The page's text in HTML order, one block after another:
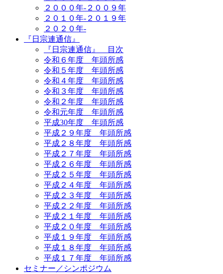
２０００年-２００９年
２０１０年-２０１９年
２０２０年-
『日宗連通信』
『日宗連通信』 目次
令和６年度 年頭所感
令和５年度 年頭所感
令和４年度 年頭所感
令和３年度 年頭所感
令和２年度 年頭所感
令和元年度 年頭所感
平成30年度 年頭所感
平成２９年度 年頭所感
平成２８年度 年頭所感
平成２７年度 年頭所感
平成２６年度 年頭所感
平成２５年度 年頭所感
平成２４年度 年頭所感
平成２３年度 年頭所感
平成２２年度 年頭所感
平成２１年度 年頭所感
平成２０年度 年頭所感
平成１９年度 年頭所感
平成１８年度 年頭所感
平成１７年度 年頭所感
セミナー／シンポジウム